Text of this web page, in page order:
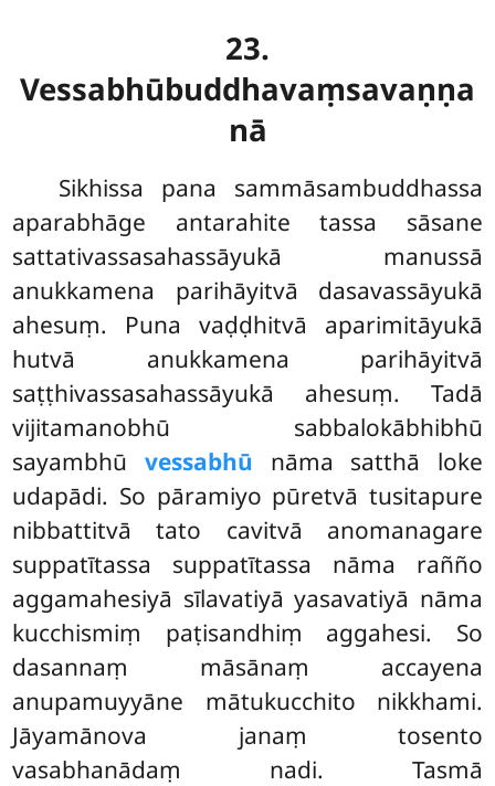
23.
Vessabhūbuddhavaṃsavaṇṇa
nā
Sikhissa pana sammāsambuddhassa
aparabhāge antarahite tassa sāsane
sattativassasahassāyukā manussā
anukkamena parihāyitvā dasavassāyukā
ahesuṃ. Puna vaḍḍhitvā aparimitāyukā
hutvā anukkamena parihāyitvā
saṭṭhivassasahassāyukā ahesuṃ. Tadā
vijitamanobhū sabbalokābhibhū
sayambhū vessabhū nāma satthā loke
udapādi. So pāramiyo pūretvā tusitapure
nibbattitvā tato cavitvā anomanagare
suppatītassa suppatītassa nāma rañño
aggamahesiyā sīlavatiyā yasavatiyā nāma
kucchismiṃ paṭisandhiṃ aggahesi. So
dasannaṃ māsānaṃ accayena
anupamuyyāne mātukucchito nikkhami.
Jāyamānova janaṃ tosento
vasabhanādaṃ nadi. Tasmā